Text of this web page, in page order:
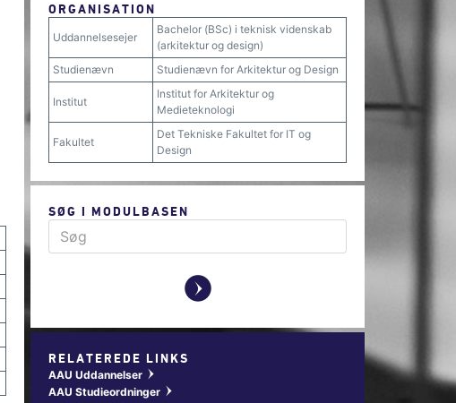
ORGANISATION
Uddannelsesejer
Bachelor (BSc) i teknisk videnskab
(arkitektur og design)
Studienævn
Studienævn for Arkitektur og Design
Institut
Institut for Arkitektur og
Medieteknologi
Fakultet
Det Tekniske Fakultet for IT og
Design
SØG I MODULBASEN
y
RELATEREDE LINKS
AAU Uddannelser w
AAU Studieordninger w